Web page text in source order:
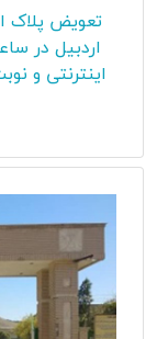
تعویض پلاک
اردبیل در
اینترنتی و